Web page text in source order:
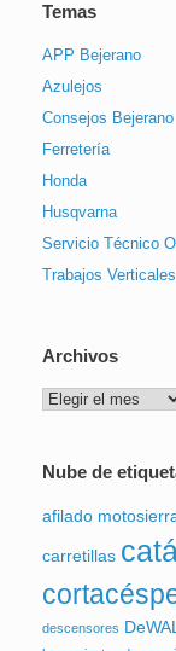
Temas
APP Bejerano
Azulejos
Consejos Bejerano
Ferretería
Honda
Husqvarna
Servicio Técnico
Trabajos Verticales
Archivos
Archivos
Nube de
afilado
carretillas
descensores